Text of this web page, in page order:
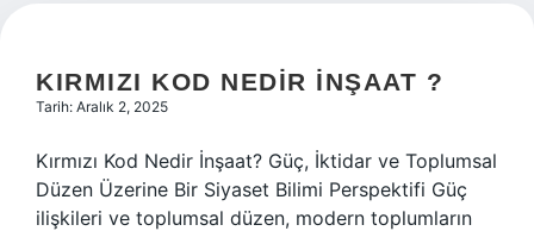
KIRMIZI KOD NEDIR INŞAAT ?
Tarih: Aralık 2, 2025
Kırmızı Kod Nedir İnşaat? Güç, İktidar ve Toplumsal
Düzen Üzerine Bir Siyaset Bilimi Perspektifi Güç
ilişkileri ve toplumsal düzen, modern toplumların